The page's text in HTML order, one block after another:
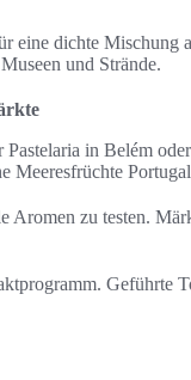
eine dichte Mischung
und Strände.
in Belém
Meeresfrüchte
Aromen zu testen.
Geführte